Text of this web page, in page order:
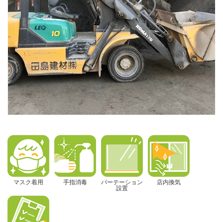
マスク着用 手指消毒 パーテーション
設置
店内換気